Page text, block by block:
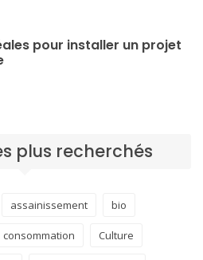
pour installer un projet
plus recherchés
assainissement bio
consommation Culture